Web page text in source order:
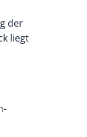
der
liegt